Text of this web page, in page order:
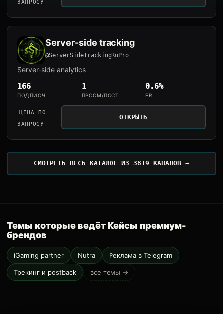
ЗАПРОСУ
Server-side tracking
@ServerSideTrackingRuPro
Server-side analytics
166
ПОДПИСЧ.
1
ПРОСМ/ПОСТ
0.6%
ER
ЦЕНА ПО
ЗАПРОСУ
ОТКРЫТЬ
СМОТРЕТЬ ВЕСЬ КАТАЛОГ ИЗ 3819 КАНАЛОВ →
Темы которые ведёт Кейсы премиум-
брендов
iGaming partner Nutra Реклама в Telegram
Трекинг и postback все темы →